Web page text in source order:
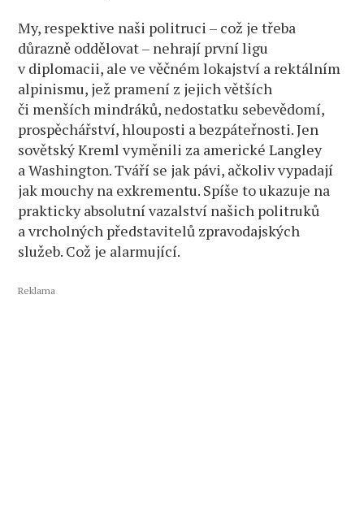
My, respektive naši politruci – což je třeba
důrazně oddělovat – nehrají první ligu
v diplomacii, ale ve věčném lokajství a rektálním
alpinismu, jež pramení z jejich větších
či menších mindráků, nedostatku sebevědomí,
prospěchářství, hlouposti a bezpáteřnosti. Jen
sovětský Kreml vyměnili za americké Langley
a Washington. Tváří se jak pávi, ačkoliv vypadají
jak mouchy na exkrementu. Spíše to ukazuje na
prakticky absolutní vazalství našich politruků
a vrcholných představitelů zpravodajských
služeb. Což je alarmující.
Reklama